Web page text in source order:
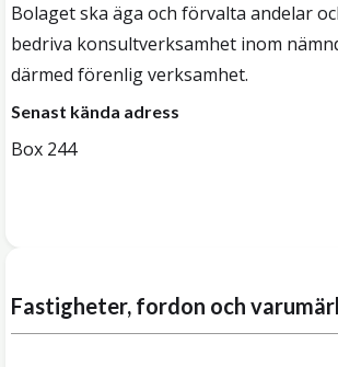
Bolaget ska äga och förvalta andelar
bedriva konsultverksamhet inom
därmed förenlig verksamhet.
Senast kända adress
Box 244
Fastigheter, fordon och